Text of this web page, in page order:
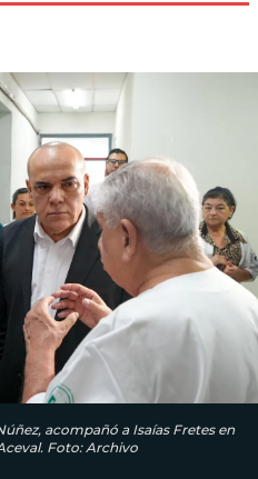
acompañó a Isaías Fretes en
Foto: Archivo